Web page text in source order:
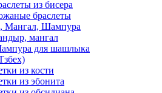
из бисера
браслеты
Мангал, Шампура
мангал
для шашлыка
из кости
из эбонита